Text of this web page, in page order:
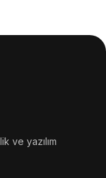
ve yazılım